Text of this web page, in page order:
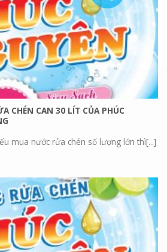
CHÉN CAN 30 LÍT CỦA PHÚC
mua nước rửa chén số lượng lớn thì[...]